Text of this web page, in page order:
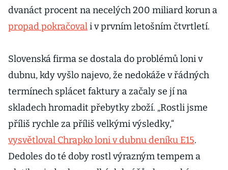
dvanáct procent na necelých 200 miliard korun a
propad pokračovali v prvním letošním čtvrtletí.
Slovenská firma se dostala do problémů loni v
dubnu, kdy vyšlo najevo, že nedokáže v řádných
termínech splácet faktury a začaly se jí na
skladech hromadit přebytky zboží. „Rostli jsme
příliš rychle za příliš velkými výsledky,“
vysvětloval Chrapko loni v dubnu deníku E15.
Dedoles do té doby rostl výrazným tempem a